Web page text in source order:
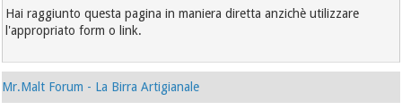
Hai raggiunto questa pagina in maniera diretta anzichè utilizzare
l'appropriato form o link.
Mr.Malt Forum - La Birra Artigianale